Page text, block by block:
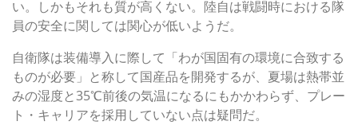
い。しかもそれも質が高くない。陸自は戦闘時における隊
員の安全に関しては関心が低いようだ。
自衛隊は装備導入に際して「わが国固有の環境に合致する
ものが必要」と称して国産品を開発するが、夏場は熱帯並
みの湿度と35℃前後の気温になるにもかかわらず、プレー
ト・キャリアを採用していない点は疑問だ。